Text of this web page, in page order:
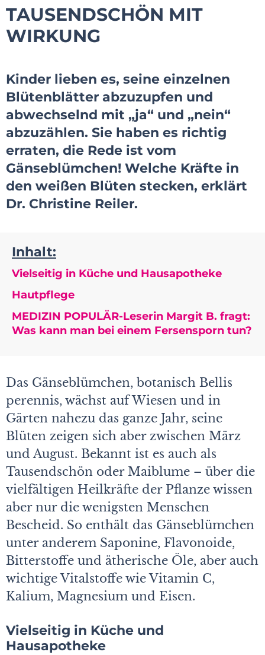
TAUSENDSCHÖN MIT
WIRKUNG
Kinder lieben es, seine einzelnen
Blütenblätter abzuzupfen und
abwechselnd mit „ja“ und „nein“
abzuzählen. Sie haben es richtig
erraten, die Rede ist vom
Gänseblümchen! Welche Kräfte in
den weißen Blüten stecken, erklärt
Dr. Christine Reiler.
Inhalt:
Vielseitig in Küche und Hausapotheke
Hautpflege
MEDIZIN POPULÄR-Leserin Margit B. fragt:
Was kann man bei einem Fersensporn tun?
Das Gänseblümchen, botanisch Bellis
perennis, wächst auf Wiesen und in
Gärten nahezu das ganze Jahr, seine
Blüten zeigen sich aber zwischen März
und August. Bekannt ist es auch als
Tausendschön oder Maiblume – über die
vielfältigen Heilkräfte der Pflanze wissen
aber nur die wenigsten Menschen
Bescheid. So enthält das Gänseblümchen
unter anderem Saponine, Flavonoide,
Bitterstoffe und ätherische Öle, aber auch
wichtige Vitalstoffe wie Vitamin C,
Kalium, Magnesium und Eisen.
Vielseitig in Küche und
Hausapotheke